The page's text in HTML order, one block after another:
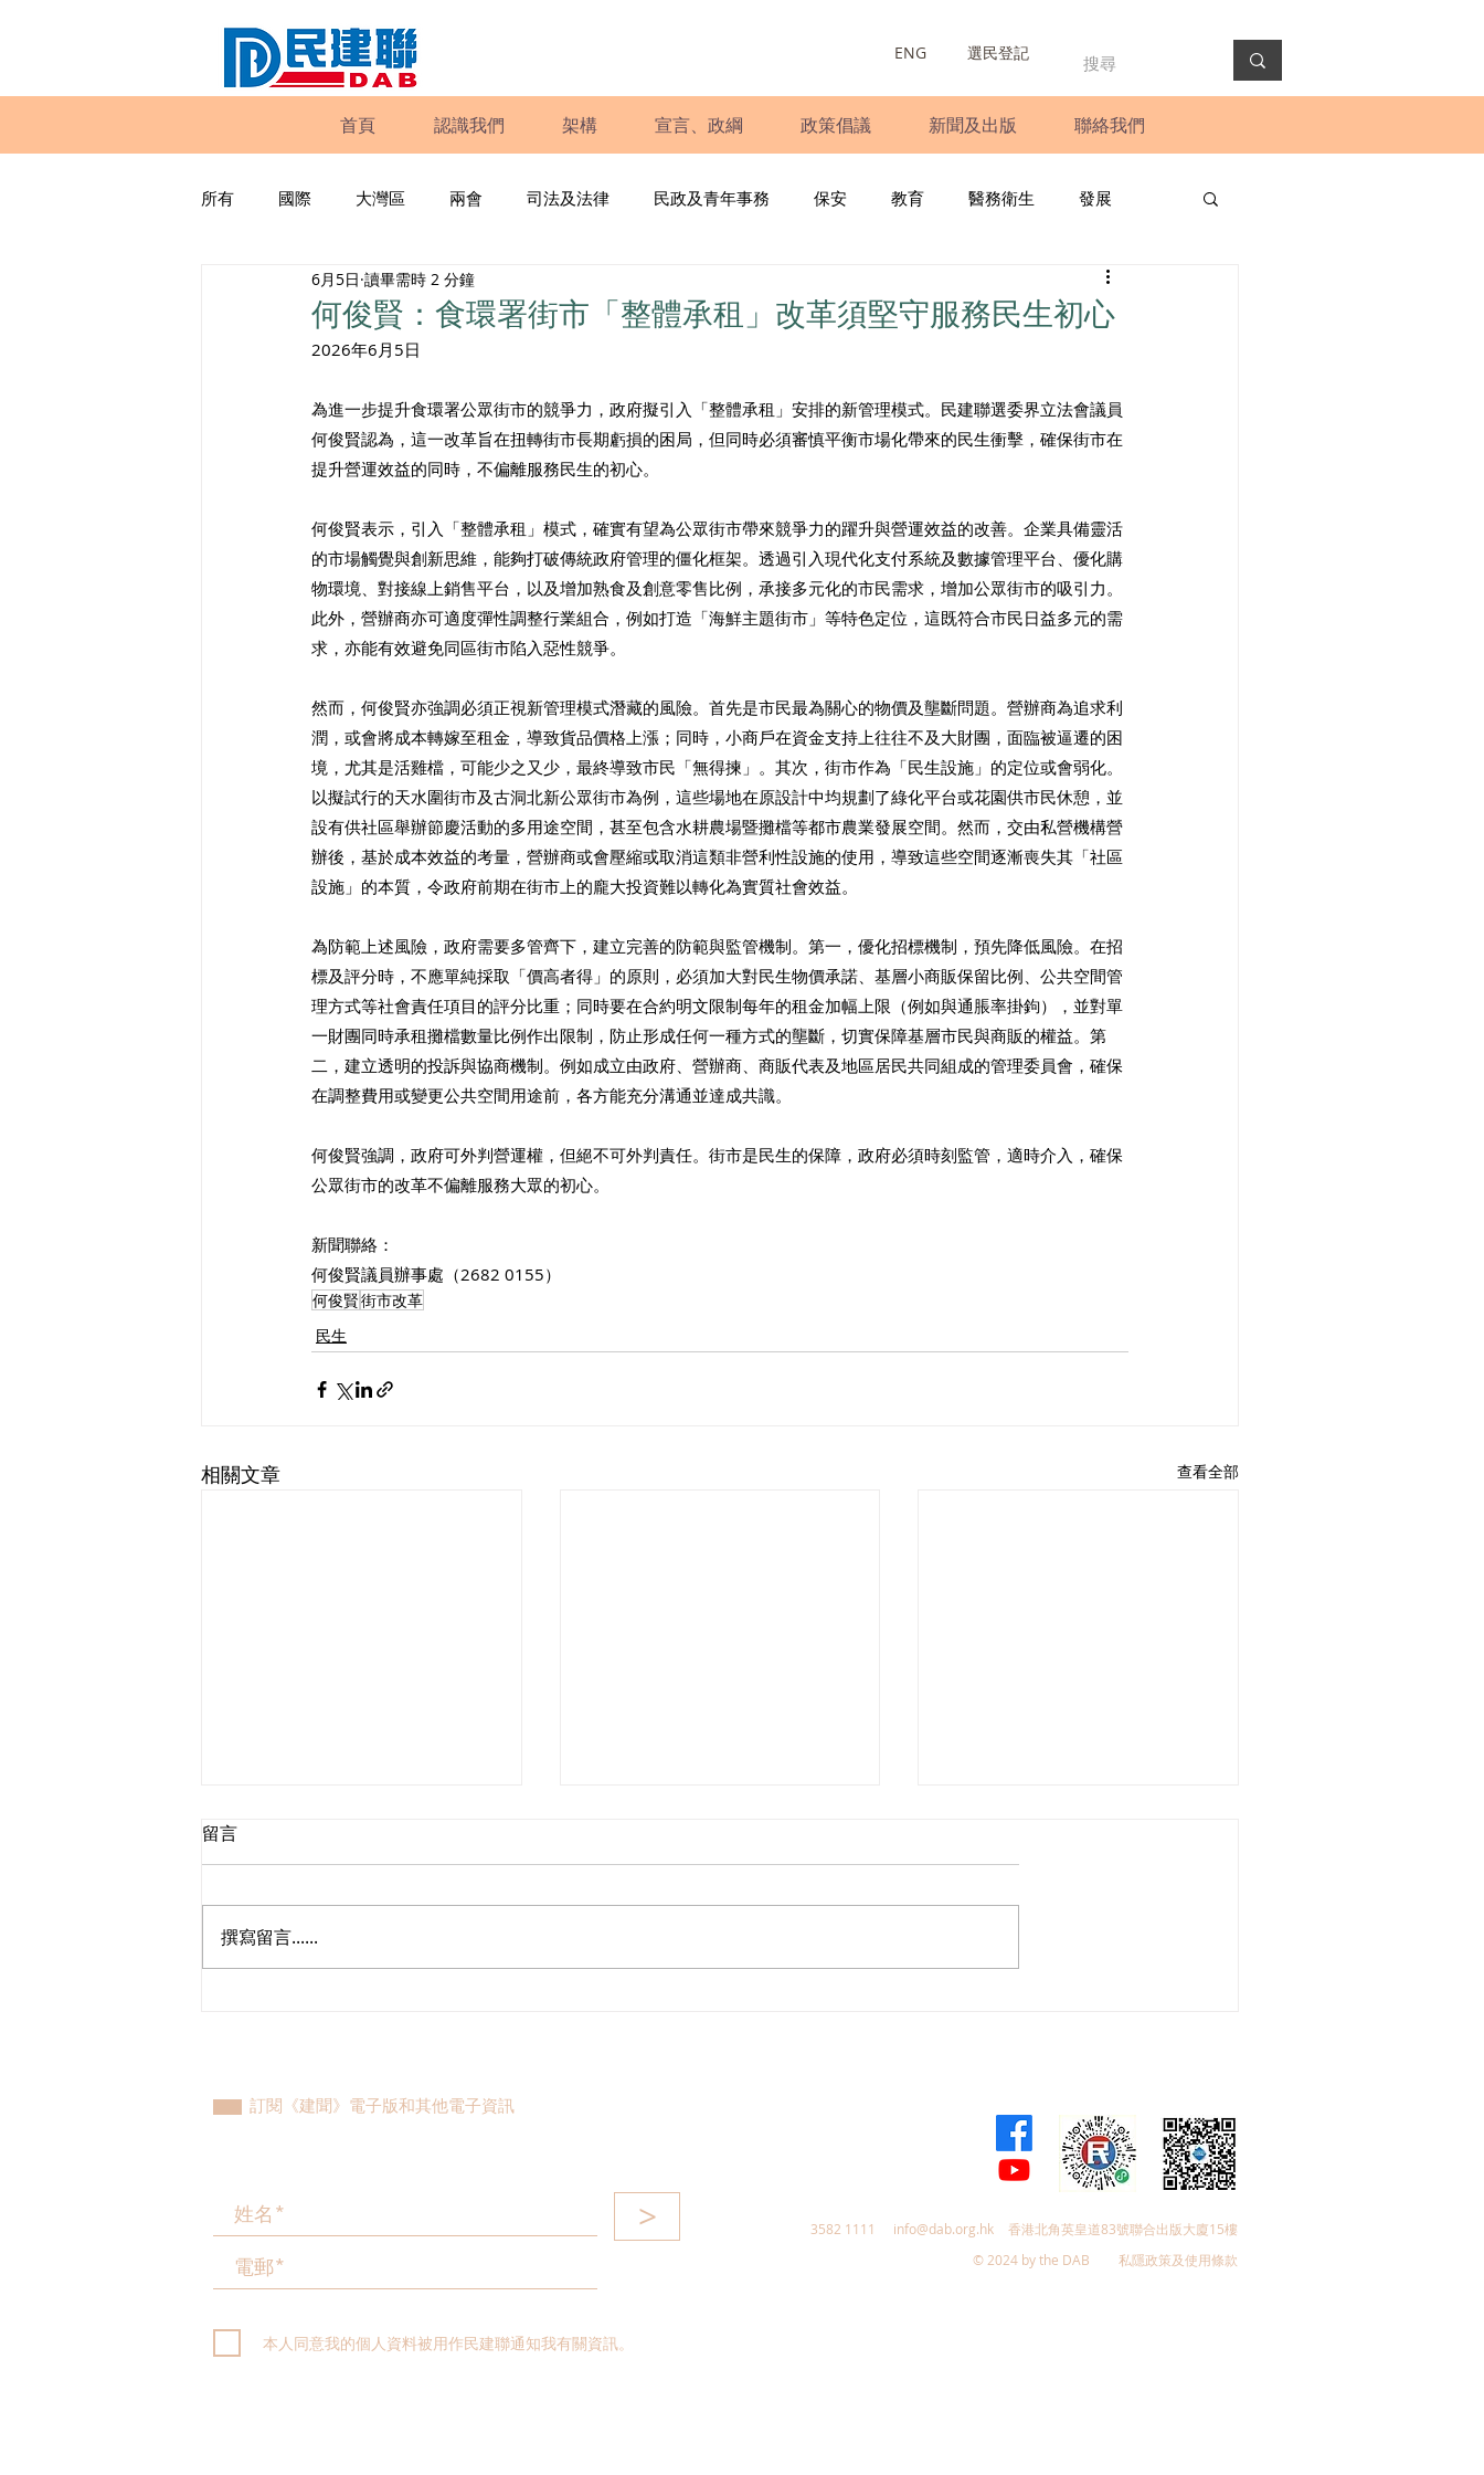
ENG 選民登記
首頁 認識我們 架構 宣言、政綱 政策倡議 新聞及出版 聯絡我們
所有 國際 大灣區 兩會 司法及法律 民政及青年事務 保安 教育 醫務衛生 發展
工商專業 家庭 圓桌會議
議會監察 區議會
何俊賢：食環署街市「整體承租」改革須堅守服務民生初心
6月5日 讀畢需時 2 分鐘
2026年6月5日
為進一步提升食環署公眾街市的競爭力，政府擬引入「整體承租」安排的新管理模式。民建聯選委界立法會議員
何俊賢認為，這一改革旨在扭轉街市長期虧損的困局，但同時必須審慎平衡市場化帶來的民生衝擊，確保街市在
提升營運效益的同時，不偏離服務民生的初心。
何俊賢表示，引入「整體承租」模式，確實有望為公眾街市帶來競爭力的躍升與營運效益的改善。企業具備靈活
的市場觸覺與創新思維，能夠打破傳統政府管理的僵化框架。透過引入現代化支付系統及數據管理平台、優化購
物環境、對接線上銷售平台，以及增加熟食及創意零售比例，承接多元化的市民需求，增加公眾街市的吸引力。
此外，營辦商亦可適度彈性調整行業組合，例如打造「海鮮主題街市」等特色定位，這既符合市民日益多元的需
求，亦能有效避免同區街市陷入惡性競爭。
然而，何俊賢亦強調必須正視新管理模式潛藏的風險。首先是市民最為關心的物價及壟斷問題。營辦商為追求利
潤，或會將成本轉嫁至租金，導致貨品價格上漲；同時，小商戶在資金支持上往往不及大財團，面臨被逼遷的困
境，尤其是活雞檔，可能少之又少，最終導致市民「無得揀」。其次，街市作為「民生設施」的定位或會弱化。
以擬試行的天水圍街市及古洞北新公眾街市為例，這些場地在原設計中均規劃了綠化平台或花園供市民休憩，並
設有供社區舉辦節慶活動的多用途空間，甚至包含水耕農場暨攤檔等都市農業發展空間。然而，交由私營機構營
辦後，基於成本效益的考量，營辦商或會壓縮或取消這類非營利性設施的使用，導致這些空間逐漸喪失其「社區
設施」的本質，令政府前期在街市上的龐大投資難以轉化為實質社會效益。
為防範上述風險，政府需要多管齊下，建立完善的防範與監管機制。第一，優化招標機制，預先降低風險。在招
標及評分時，不應單純採取「價高者得」的原則，必須加大對民生物價承諾、基層小商販保留比例、公共空間管
理方式等社會責任項目的評分比重；同時要在合約明文限制每年的租金加幅上限（例如與通脹率掛鉤），並對單
一財團同時承租攤檔數量比例作出限制，防止形成任何一種方式的壟斷，切實保障基層市民與商販的權益。第
二，建立透明的投訴與協商機制。例如成立由政府、營辦商、商販代表及地區居民共同組成的管理委員會，確保
在調整費用或變更公共空間用途前，各方能充分溝通並達成共識。
何俊賢強調，政府可外判營運權，但絕不可外判責任。街市是民生的保障，政府必須時刻監管，適時介入，確保
公眾街市的改革不偏離服務大眾的初心。
新聞聯絡：
何俊賢議員辦事處（2682 0155）
何俊賢街市改革
民生
相關文章 查看全部
留言
撰寫留言......
訂閱《建聞》電子版和其他電子資訊
>
本人同意我的個人資料被用作民建聯通知我有關資訊。
3582 1111 info@dab.org.hk
香港北角英皇道83號聯合出版大廈15樓
© 2024 by the DAB
私隱政策及使用條款